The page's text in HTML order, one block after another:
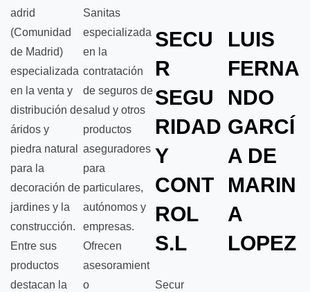
adrid
(Comunidad
de Madrid)
especializada
en la venta y
distribución de
áridos y
piedra natural
para la
decoración de
jardines y la
construcción.
Entre sus
productos
destacan la
Sanitas
especializada
en la
contratación
de seguros de
salud y otros
productos
aseguradores
para
particulares,
autónomos y
empresas.
Ofrecen
asesoramient
o
SECU
R
SEGU
RIDAD
Y
CONT
ROL
S.L
Secur
LUIS
FERNA
NDO
GARCÍ
A DE
MARIN
A
LOPEZ